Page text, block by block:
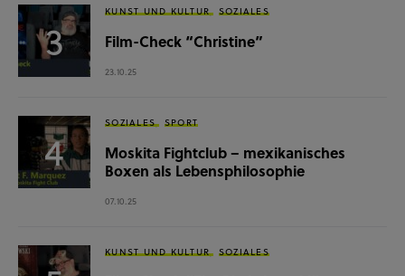
KUNST UND KULTUR SOZIALES
Film-Check “Christine”
23.10.25
SOZIALES SPORT
Moskita Fightclub – mexikanisches
Boxen als Lebensphilosophie
07.10.25
KUNST UND KULTUR SOZIALES